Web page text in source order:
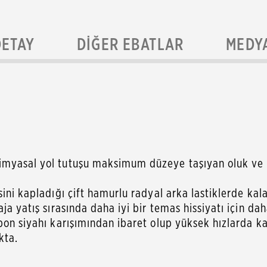
DIĞER EBATLAR
yol tutuşu maksimum düzeye taşıyan oluk
kapladığı çift hamurlu radyal arka lastiklerde
yatış sırasında daha iyi bir temas hissiyatı için
karışımından ibaret olup yüksek hızlarda